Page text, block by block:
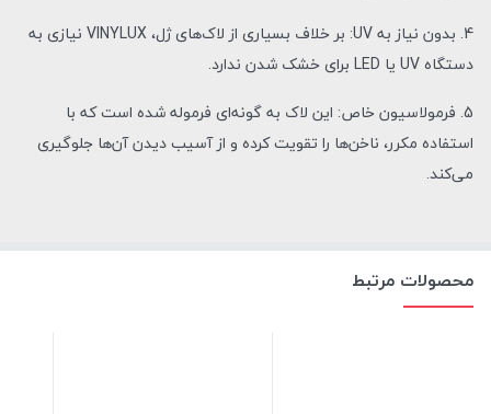
4. بدون نیاز به UV: بر خلاف بسیاری از لاک‌های ژل، VINYLUX نیازی به
دستگاه UV یا LED برای خشک شدن ندارد.
5. فرمولاسیون خاص: این لاک به گونه‌ای فرموله شده است که با
استفاده مکرر، ناخن‌ها را تقویت کرده و از آسیب دیدن آن‌ها جلوگیری
می‌کند.
محصولات مرتبط